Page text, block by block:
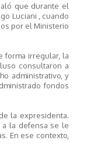
que durante el
Luciani , cuando
por el Ministerio
forma irregular, la
consultaron a
administrativo, y
fondos
la expresidenta.
a la defensa se le
En ese contexto,